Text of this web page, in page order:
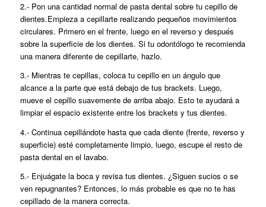
2.- Pon una cantidad normal de pasta dental sobre tu cepillo de
dientes.Empieza a cepillarte realizando pequeños movimientos
circulares. Primero en el frente, luego en el reverso y después
sobre la superficie de los dientes. Si tu odontólogo te recomienda
una manera diferente de cepillarte, hazlo.
3.- Mientras te cepillas, coloca tu cepillo en un ángulo que
alcance a la parte que está debajo de tus brackets. Luego,
mueve el cepillo suavemente de arriba abajo. Esto te ayudará a
limpiar el espacio existente entre los brackets y tus dientes.
4.- Continua cepillándote hasta que cada diente (frente, reverso y
superficie) esté completamente limpio, luego, escupe el resto de
pasta dental en el lavabo.
5.- Enjuágate la boca y revisa tus dientes. ¿Siguen sucios o se
ven repugnantes? Entonces, lo más probable es que no te has
cepillado de la manera correcta.